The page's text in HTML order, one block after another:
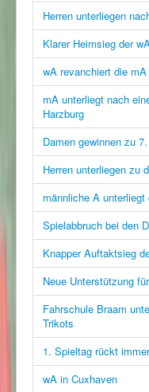
Herren unterliegen
Klarer Heimsieg der
wA revanchiert die
mA unterliegt nach
Harzburg
Damen gewinnen zu
Herren unterliegen zu
männliche A
Spielabbruch bei den
Knapper Auftaktsieg
Neue Unterstützung
Fahrschule Braam
Trikots
1. Spieltag rückt
wA in Cuxhaven